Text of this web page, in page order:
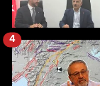
4